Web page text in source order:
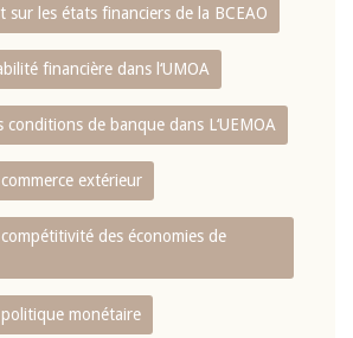
sur les états financiers de la BCEAO
financière dans l‘UMOA
conditions de banque dans L‘UEMOA
extérieur
des économies de
monétaire